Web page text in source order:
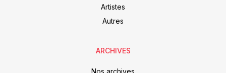
Artistes
Autres
ARCHIVES
Nos archives